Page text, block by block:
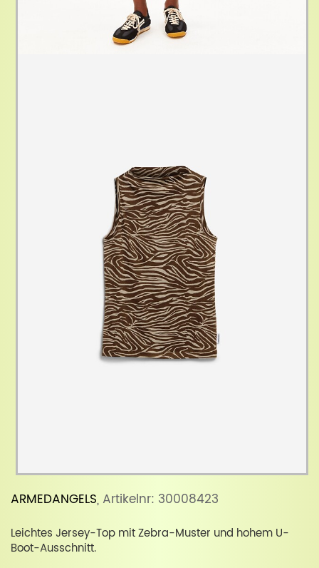
ARMEDANGELS, Artikelnr: 30008423
Leichtes Jersey-Top mit Zebra-Muster und hohem U-
Boot-Ausschnitt.